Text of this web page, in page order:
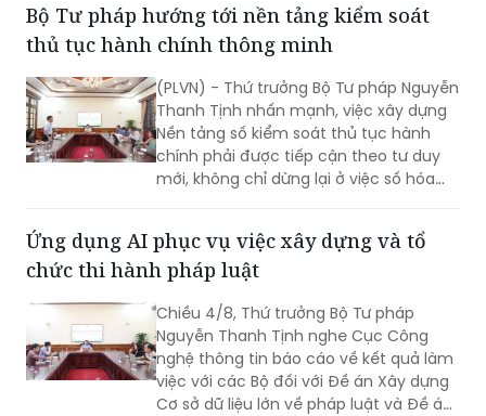
Bộ Tư pháp hướng tới nền tảng kiểm soát
thủ tục hành chính thông minh
(PLVN) - Thứ trưởng Bộ Tư pháp Nguyễn
Thanh Tịnh nhấn mạnh, việc xây dựng
Nền tảng số kiểm soát thủ tục hành
chính phải được tiếp cận theo tư duy
mới, không chỉ dừng lại ở việc số hóa
nghệ, mà phải hướng tới xây dựng một
nền tảng thực sự thông minh, chủ
gia tăng cho công tác quản lý nhà
nước.
Ứng dụng AI phục vụ việc xây dựng và tổ
chức thi hành pháp luật
Chiều 4/8, Thứ trưởng Bộ Tư pháp
Nguyễn Thanh Tịnh nghe Cục Công
nghệ thông tin báo cáo về kết quả làm
việc với các Bộ đối với Đề án Xây dựng
Cơ sở dữ liệu lớn về pháp luật và Đề án